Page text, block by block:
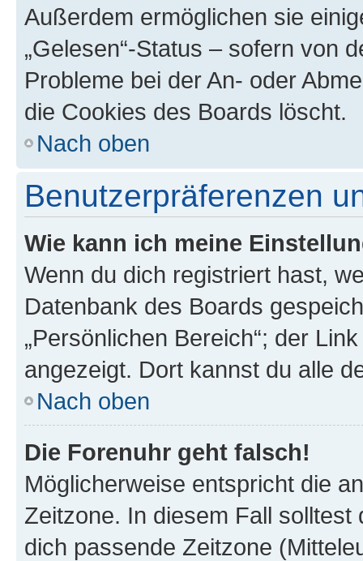
Außerdem ermöglichen sie
„Gelesen“-Status – sofern von
Probleme bei der An- oder
die Cookies des Boards löscht.
Nach oben
Benutzerpräferenzen
Wie kann ich meine
Wenn du dich registriert hast,
Datenbank des Boards
„Persönlichen Bereich“; der
angezeigt. Dort kannst du alle
Nach oben
Die Forenuhr geht falsch!
Möglicherweise entspricht die
Zeitzone. In diesem Fall solltest
dich passende Zeitzone